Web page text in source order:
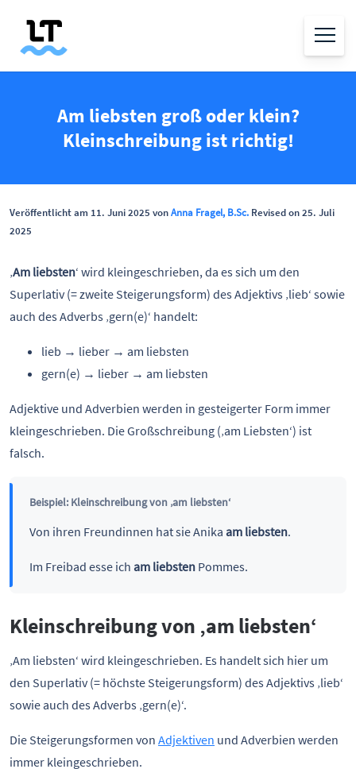
Am liebsten groß oder klein?
Kleinschreibung ist richtig!
Veröffentlicht am 11. Juni 2025 vonAnna Fragel, B.Sc. Revised on 25. Juli
2025
‚Am liebsten‘ wird kleingeschrieben, da es sich um den
Superlativ (= zweite Steigerungsform) des Adjektivs ‚lieb‘ sowie
auch des Adverbs ‚gern(e)‘ handelt:
lieb → lieber → am liebsten
gern(e) → lieber → am liebsten
Adjektive und Adverbien werden in gesteigerter Form immer
kleingeschrieben. Die Großschreibung (‚am Liebsten‘) ist
falsch.
Beispiel: Kleinschreibung von ‚am liebsten‘
Von ihren Freundinnen hat sie Anika am liebsten.
Im Freibad esse ich am liebstenPommes.
Kleinschreibung von ‚am liebsten‘
‚Am liebsten‘ wird kleingeschrieben. Es handelt sich hier um
den Superlativ (= höchste Steigerungsform) des Adjektivs ‚lieb‘
sowie auch des Adverbs ‚gern(e)‘.
Die Steigerungsformen von Adjektiven und Adverbien werden
immer kleingeschrieben.